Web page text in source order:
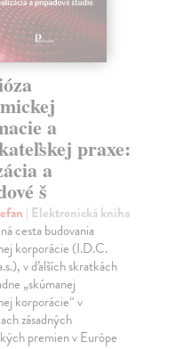
a
praxe:
a
š
| Elektronická kniha
cesta budovania
korporácie (I.D.C.
v ďalších skratkách
„skúmanej
korporácie“ v
zásadných
premien v Európe